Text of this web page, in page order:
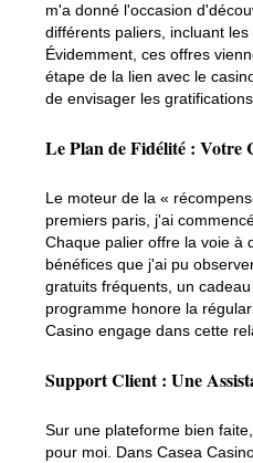
m'a donné l'occasion
différents paliers, incluant
Évidemment, ces offres
étape de la lien avec le
de envisager les
Le Plan de Fidélité : Votre
Le moteur de la «
premiers paris, j'ai
Chaque palier offre la voie à
bénéfices que j'ai pu
gratuits fréquents, un
programme honore la
Casino engage dans cette
Support Client : Une
Sur une plateforme bien
pour moi. Dans Casea